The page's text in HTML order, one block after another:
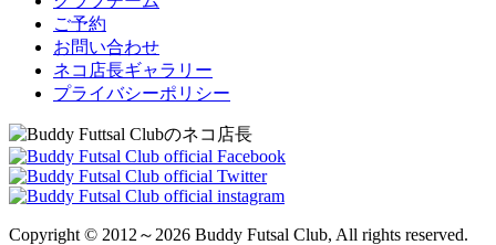
ご予約
お問い合わせ
ネコ店長ギャラリー
プライバシーポリシー
Copyright © 2012～2026 Buddy Futsal Club, All rights reserved.